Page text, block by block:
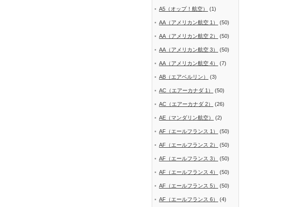
A5（オップ！航空） (1)
AA（アメリカン航空 1） (50)
AA（アメリカン航空 2） (50)
AA（アメリカン航空 3） (50)
AA（アメリカン航空 4） (7)
AB（エアベルリン） (3)
AC（エアーカナダ 1） (50)
AC（エアーカナダ 2） (26)
AE（マンダリン航空） (2)
AF（エールフランス 1） (50)
AF（エールフランス 2） (50)
AF（エールフランス 3） (50)
AF（エールフランス 4） (50)
AF（エールフランス 5） (50)
AF（エールフランス 6） (4)